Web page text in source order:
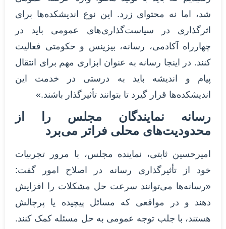
شد، اما نه محتوای زرد. این نوع اندیشکده‌ها برای
اثرگذاری در سیاست‌گذاری‌های عمومی باید در
چهارراه آکادمی، رسانه، بیزینس و حکومتی فعالیت
کنند. در اینجا رسانه به عنوان ابزاری مهم برای انتقال
پیام و اندیشه باید به درستی در خدمت این
اندیشکده‌ها قرار گیرد تا بتوانند تأثیرگذار باشند.»
رسانه نمایندگان مجلس را از
محدودیت‌های محلی فراتر می‌برد
امیرحسین ثابتی، نماینده مجلس، با مرور تجربیات
خود از تأثیرگذاری رسانه در اصلاح امور گفت:
«رسانه‌ها می‌توانند سرعت حل مشکلات را افزایش
دهند و در مواقعی که مسائل پیچیده یا پرچالش
هستند، با جلب توجه عمومی به حل مسئله کمک کنند.